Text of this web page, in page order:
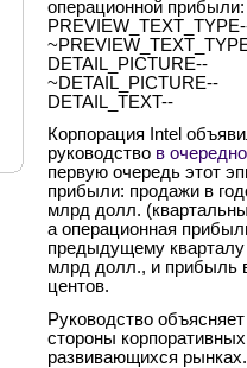
операционной
DETAIL_PICTURE--
~DETAIL_PICTURE--
DETAIL_TEXT--
Корпорация Intel
руководство в
первую очередь этот
прибыли: продажи в
млрд долл.
а операционная
предыдущему
млрд долл., и прибыль
центов.
Руководство
стороны
развивающихся рынках.